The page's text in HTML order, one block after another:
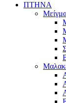
ΠΤΗΝΑ